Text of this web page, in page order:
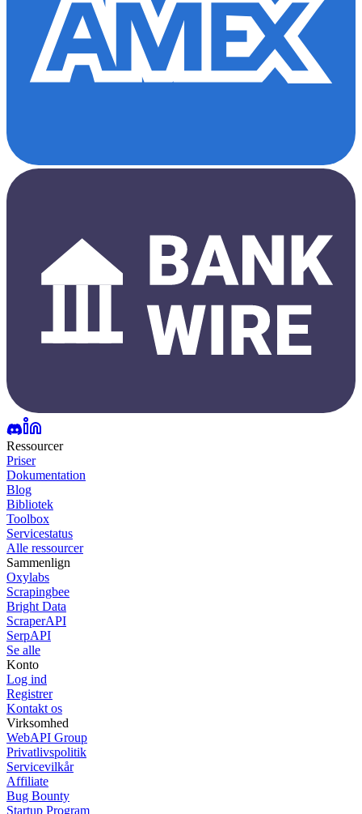
Ressourcer
Priser
Dokumentation
Blog
Bibliotek
Toolbox
Servicestatus
Alle ressourcer
Sammenlign
Oxylabs
Scrapingbee
Bright Data
ScraperAPI
SerpAPI
Se alle
Konto
Log ind
Registrer
Kontakt os
Virksomhed
WebAPI Group
Privatlivspolitik
Servicevilkår
Affiliate
Bug Bounty
Startup Program